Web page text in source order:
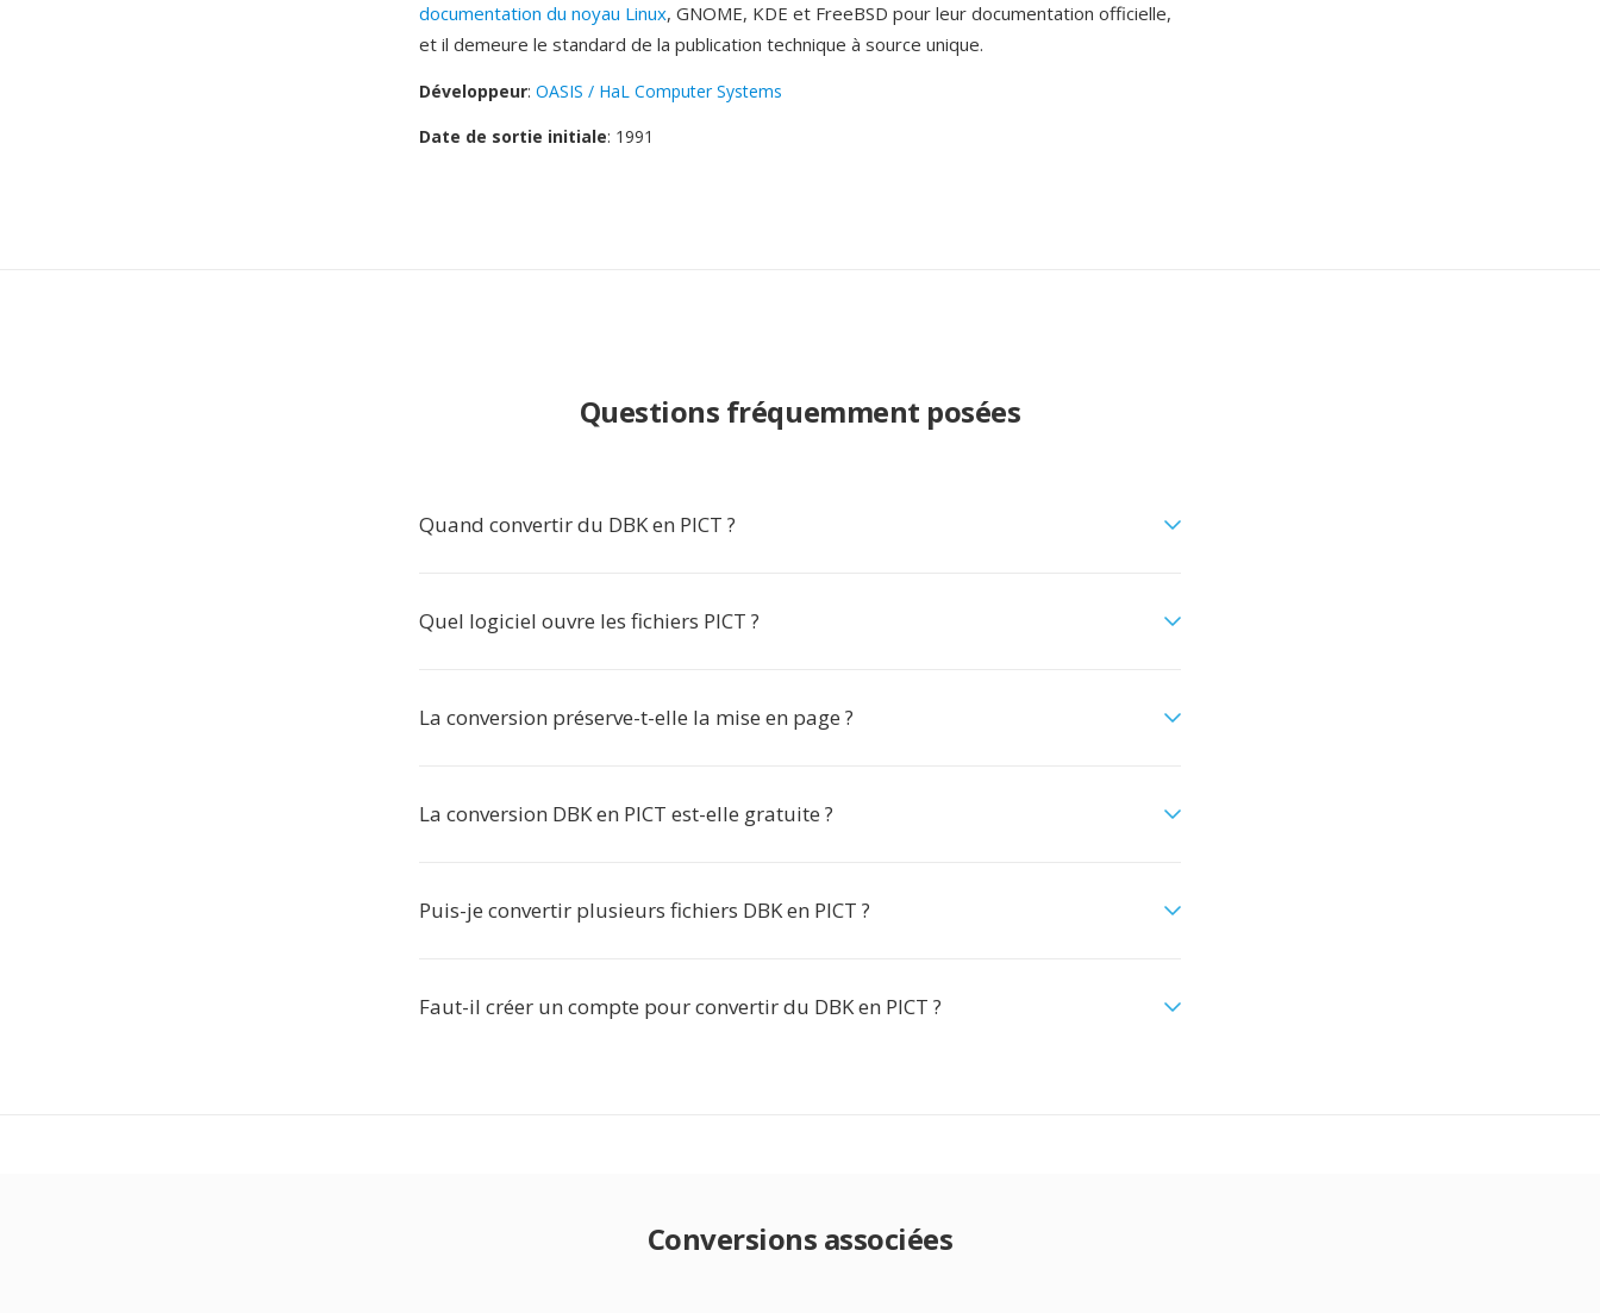
documentation du noyau Linux, GNOME, KDE et FreeBSD pour leur documentation officielle,
et il demeure le standard de la publication technique à source unique.
Développeur: OASIS / HaL Computer Systems
Date de sortie initiale: 1991
Questions fréquemment posées
Quand convertir du DBK en PICT ?
Quel logiciel ouvre les fichiers PICT ?
La conversion préserve-t-elle la mise en page ?
La conversion DBK en PICT est-elle gratuite ?
Puis-je convertir plusieurs fichiers DBK en PICT ?
Faut-il créer un compte pour convertir du DBK en PICT ?
Conversions associées